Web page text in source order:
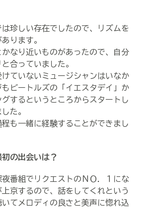
珍しい存在でしたので、リズムを
ります。
なり近いものがあったので、自分
合っていました。
ていないミュージシャンはいなか
ビートルズの「イエスタデイ」か
グするというところからスタートし
た。
も一緒に経験することができまし
初の出会いは？
番組でリクエストのＮＯ．１にな
京するので、話をしてくれという
てメロディの良さと美声に惚れ込